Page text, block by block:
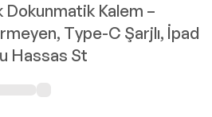
Dokunmatik Kalem –
Type-C Şarjlı, İpad
Hassas St